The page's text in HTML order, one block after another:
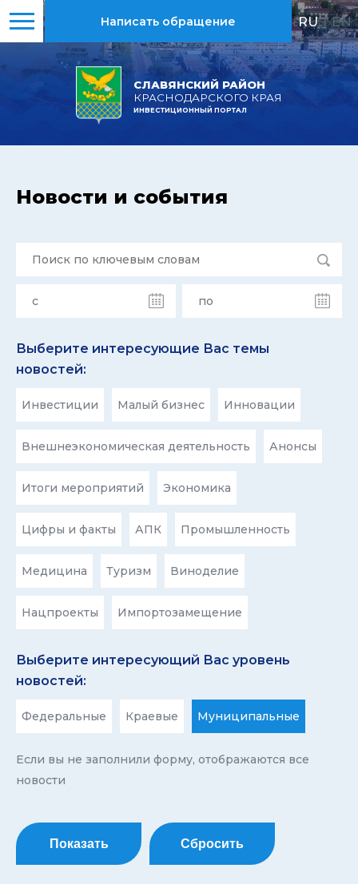
СЛАВЯНСКИЙ РАЙОН
КРАСНОДАРСКОГО КРАЯ
ИНВЕСТИЦИОННЫЙ ПОРТАЛ
Написать обращение RU | EN
Новости и события
Выберите интересующие Вас темы
новостей:
Инвестиции Малый бизнес Инновации
Внешнеэкономическая деятельность Анонсы
Итоги мероприятий Экономика
Цифры и факты АПК Промышленность
Медицина Туризм Виноделие
Нацпроекты Импортозамещение
Выберите интересующий Вас уровень
новостей:
Федеральные Краевые Муниципальные
Если вы не заполнили форму, отображаются все
новости
Показать Сбросить